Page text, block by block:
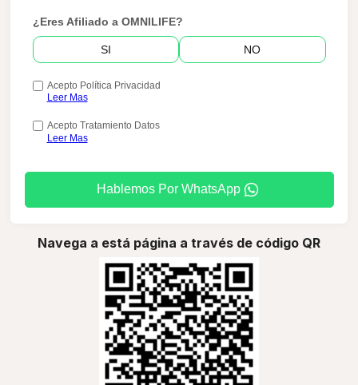
¿Eres Afiliado a OMNILIFE?
SI NO
Acepto Política Privacidad
Leer Mas
Acepto Tratamiento Datos
Leer Mas
Hablemos Por WhatsApp
Navega a está página a través de código QR